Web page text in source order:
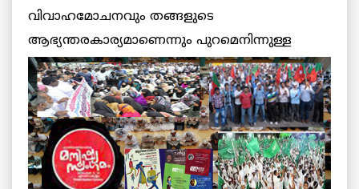
വിവാഹമോചനവും തങ്ങളുടെ
ആഭ്യന്തരകാര്യമാണെന്നും പുറമെനിന്നുള്ള